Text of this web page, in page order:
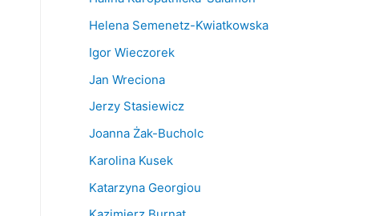
Helena Semenetz-Kwiatkowska
Igor Wieczorek
Jan Wreciona
Jerzy Stasiewicz
Joanna Żak-Bucholc
Karolina Kusek
Katarzyna Georgiou